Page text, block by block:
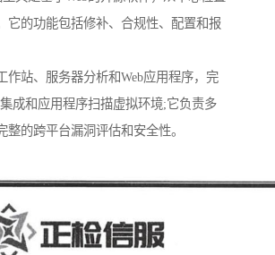
它的功能包括修补、合规性、配置和报
作站、服务器分析和Web应用程序，完
成和应用程序扫描虚拟环境;它负责多
整的跨平台漏洞评估和安全性。